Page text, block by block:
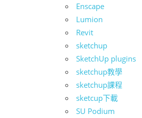
Enscape
Lumion
Revit
sketchup
SketchUp plugins
sketchup教學
sketchup課程
sketcup下載
SU Podium